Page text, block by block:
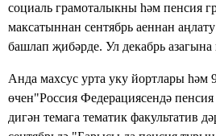
социаль грамоталыкны һәм пенсия
максатыннан сентябрь аеннан
башлап җибәрде. Ул декабрь азагына
Анда махсус урта уку йортлары һәм
өчен"Россия Федерациясендә
дигән темага тематик факультатив